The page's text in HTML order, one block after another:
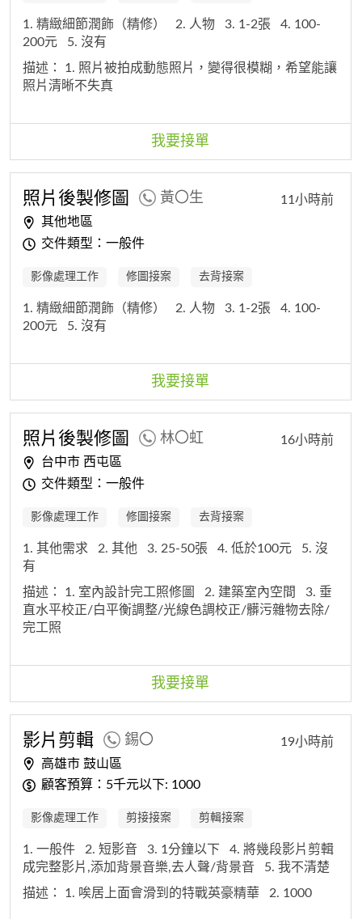
1. 精緻細節潤飾（精修） 2. 人物 3. 1-2張
4. 100-
200元
5. 沒有
描述： 1. 照片被拍成動態照片，變得很模糊，希望能讓
照片清晰不失真
我要接單
照片後製修圖 黃〇生
其他地區
交件類型：一般件
11小時前
影像處理工作 修圖接案 去背接案
1. 精緻細節潤飾（精修） 2. 人物 3. 1-2張
4. 100-
200元
5. 沒有
我要接單
照片後製修圖 林〇虹
台中市 西屯區
交件類型：一般件
16小時前
影像處理工作 修圖接案 去背接案
1. 其他需求 2. 其他 3. 25-50張 4. 低於100元
5. 沒
有
描述： 1. 室內設計完工照修圖 2. 建築室內空間
3. 垂
直水平校正/白平衡調整/光線色調校正/髒污雜物去除/
完工照
我要接單
影片剪輯 錫〇
高雄市 鼓山區
顧客預算：5千元以下: 1000
19小時前
影像處理工作 剪接接案 剪輯接案
1. 一般件 2. 短影音 3. 1分鐘以下
4. 將幾段影片剪輯
成完整影片,添加背景音樂,去人聲/背景音
5. 我不清楚
描述： 1. 唉居上面會滑到的特戰英豪精華 2. 1000